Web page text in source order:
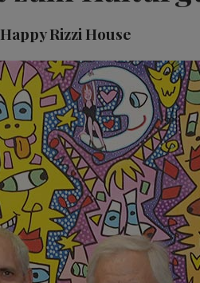
Happy Rizzi House